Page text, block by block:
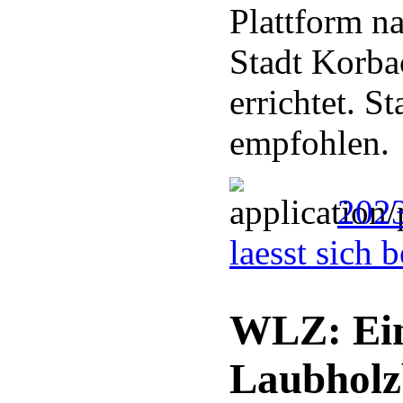
Plattform
Stadt
errichtet.
empfohlen.
laesst sich
WLZ: